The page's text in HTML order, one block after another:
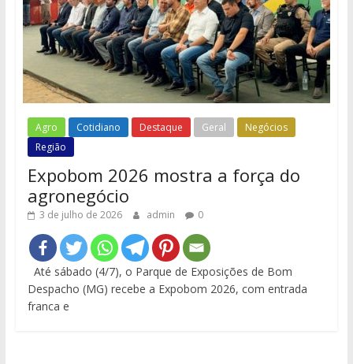
Agro Cotidiano Destaque Geral
Negócios
Região
Expobom 2026 mostra a força do
agronegócio
3 de julho de 2026 admin 0
Até sábado (4/7), o Parque de Exposições de Bom
Despacho (MG) recebe a Expobom 2026, com entrada
franca e